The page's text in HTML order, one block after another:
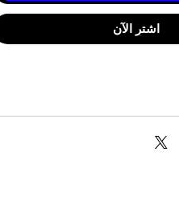
اشترِ الآن